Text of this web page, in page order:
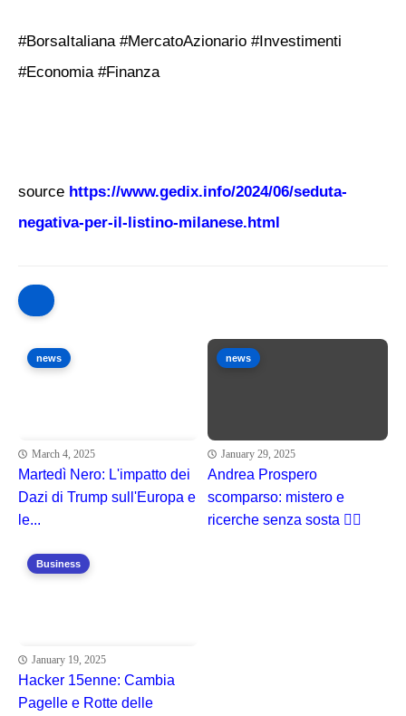
#BorsaItaliana #MercatoAzionario #Investimenti
#Economia #Finanza
source https://www.gedix.info/2024/06/seduta-
negativa-per-il-listino-milanese.html
news
March 4, 2025
Martedì Nero: L'impatto dei
Dazi di Trump sull'Europa e
le...
news
January 29, 2025
Andrea Prospero
scomparso: mistero e
ricerche senza sosta 🕵️‍♂️
Business
January 19, 2025
Hacker 15enne: Cambia
Pagelle e Rotte delle